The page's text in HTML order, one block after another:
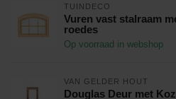
TUINDECO
Vuren vast stalraam
roedes
Op voorraad in webshop
VAN GELDER HOUT
Douglas Deur met